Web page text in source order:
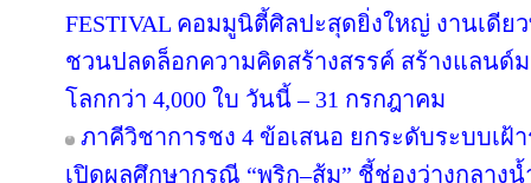
FESTIVAL คอมมูนิตี้ศิลปะสุดยิ่งใหญ่ งานเดี
ชวนปลดล็อกความคิดสร้างสรรค์ สร้างแลนด์
โลกกว่า 4,000 ใบ วันนี้ – 31 กรกฎาคม
ภาคีวิชาการชง 4 ข้อเสนอ ยกระดับระบบเฝ้
เปิดผลศึกษากรณี “พริก–ส้ม” ชี้ช่องว่างกลาง